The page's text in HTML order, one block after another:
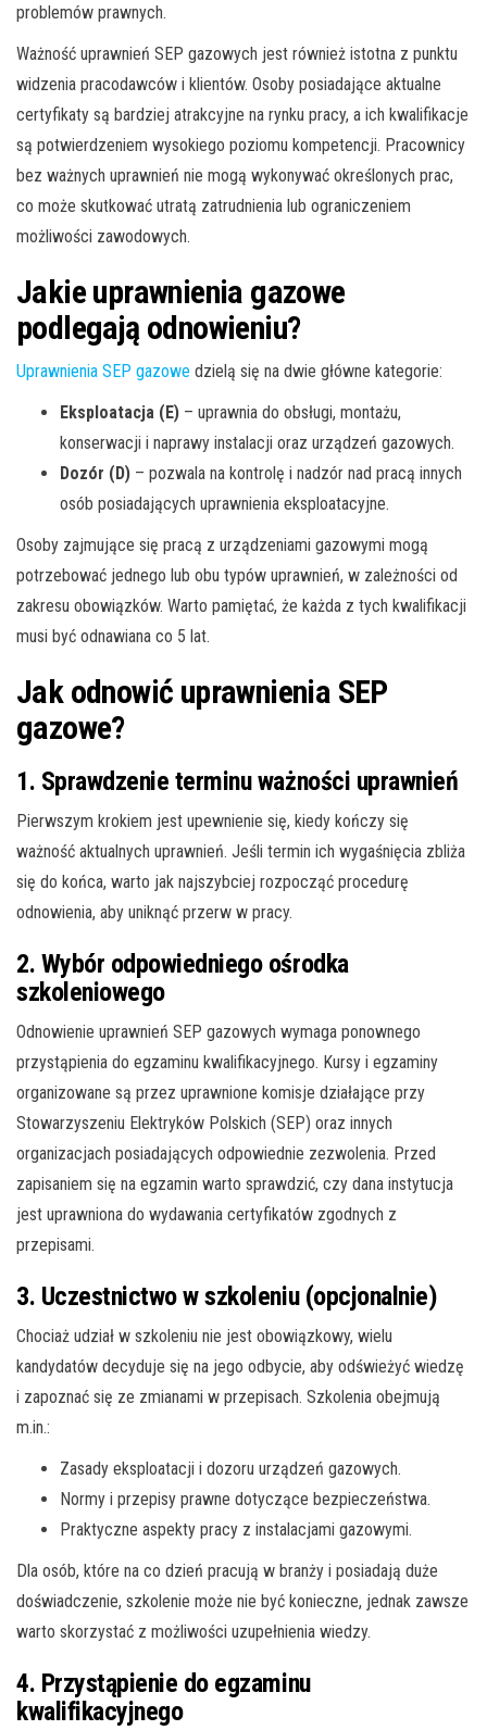
problemów prawnych.
Ważność uprawnień SEP gazowych jest również istotna z punktu
widzenia pracodawców i klientów. Osoby posiadające aktualne
certyfikaty są bardziej atrakcyjne na rynku pracy, a ich kwalifikacje
są potwierdzeniem wysokiego poziomu kompetencji. Pracownicy
bez ważnych uprawnień nie mogą wykonywać określonych prac,
co może skutkować utratą zatrudnienia lub ograniczeniem
możliwości zawodowych.
Jakie uprawnienia gazowe
podlegają odnowieniu?
Uprawnienia SEP gazowe dzielą się na dwie główne kategorie:
Eksploatacja (E) – uprawnia do obsługi, montażu,
konserwacji i naprawy instalacji oraz urządzeń gazowych.
Dozór (D) – pozwala na kontrolę i nadzór nad pracą innych
osób posiadających uprawnienia eksploatacyjne.
Osoby zajmujące się pracą z urządzeniami gazowymi mogą
potrzebować jednego lub obu typów uprawnień, w zależności od
zakresu obowiązków. Warto pamiętać, że każda z tych kwalifikacji
musi być odnawiana co 5 lat.
Jak odnowić uprawnienia SEP
gazowe?
1. Sprawdzenie terminu ważności uprawnień
Pierwszym krokiem jest upewnienie się, kiedy kończy się
ważność aktualnych uprawnień. Jeśli termin ich wygaśnięcia zbliża
się do końca, warto jak najszybciej rozpocząć procedurę
odnowienia, aby uniknąć przerw w pracy.
2. Wybór odpowiedniego ośrodka
szkoleniowego
Odnowienie uprawnień SEP gazowych wymaga ponownego
przystąpienia do egzaminu kwalifikacyjnego. Kursy i egzaminy
organizowane są przez uprawnione komisje działające przy
Stowarzyszeniu Elektryków Polskich (SEP) oraz innych
organizacjach posiadających odpowiednie zezwolenia. Przed
zapisaniem się na egzamin warto sprawdzić, czy dana instytucja
jest uprawniona do wydawania certyfikatów zgodnych z
przepisami.
3. Uczestnictwo w szkoleniu (opcjonalnie)
Chociaż udział w szkoleniu nie jest obowiązkowy, wielu
kandydatów decyduje się na jego odbycie, aby odświeżyć wiedzę
i zapoznać się ze zmianami w przepisach. Szkolenia obejmują
m.in.:
Zasady eksploatacji i dozoru urządzeń gazowych.
Normy i przepisy prawne dotyczące bezpieczeństwa.
Praktyczne aspekty pracy z instalacjami gazowymi.
Dla osób, które na co dzień pracują w branży i posiadają duże
doświadczenie, szkolenie może nie być konieczne, jednak zawsze
warto skorzystać z możliwości uzupełnienia wiedzy.
4. Przystąpienie do egzaminu
kwalifikacyjnego